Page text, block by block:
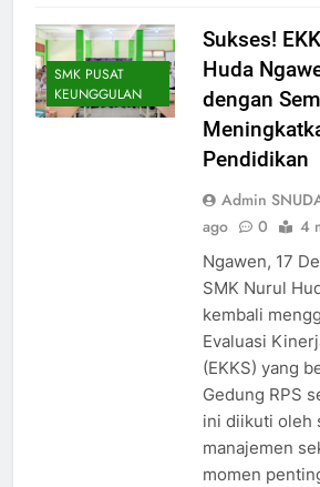
SMK PUSAT
KEUNGGULAN
Sukses!
Huda
dengan
Pendidikan
Admin
ago
0 4
Ngawen, 17
SMK Nurul
kembali
Evaluasi
(EKKS) yang
Gedung RPS
ini diikuti oleh
manajemen
momen